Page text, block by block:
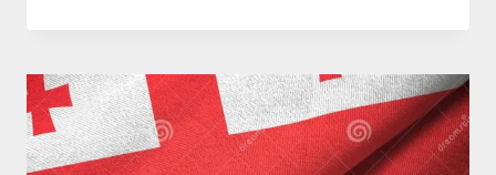
ᲐᲕᲚᲐᲑᲐᲠᲨᲘ
546
577